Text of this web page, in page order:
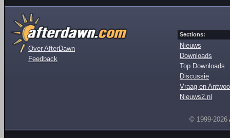
Over AfterDawn
Feedback
Sections:
Nieuws
Downloads
Top Downloads
Discussie
Vraag en
Nieuws2.nl
© 1999-2026